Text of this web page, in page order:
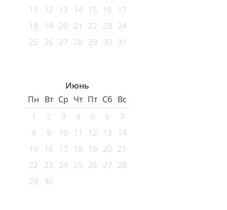
11
12 13 14 15 16
17
18
19 20 21 22 23 24
25
26 27 28 29 30 31
Июнь
Пн Вт Ср Чт Пт Сб Вс
1
2 3 4 5 6
7
8
9 10 11 12 13
14
15
16 17 18 19 20 21
22
23 24 25 26 27 28
29
30